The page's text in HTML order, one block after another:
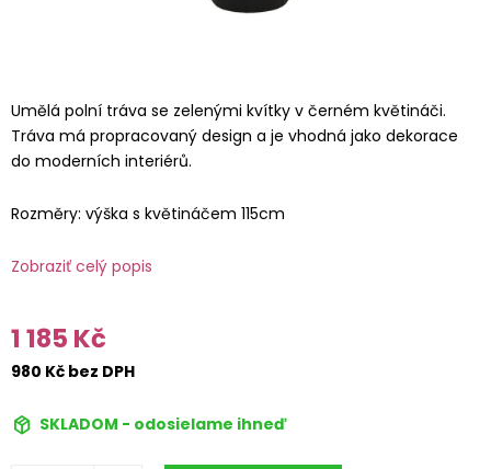
Umělá polní tráva se zelenými kvítky v černém květináči.
Tráva má propracovaný design a je vhodná jako dekorace
do moderních interiérů.
Rozměry: výška s květináčem 115cm
Zobraziť celý popis
1 185 Kč
980 Kč bez DPH
SKLADOM - odosielame ihneď